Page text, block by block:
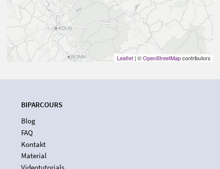
Leaflet | ©OpenStreetMapcontributors
BIPARCOURS
Blog
FAQ
Kontakt
Material